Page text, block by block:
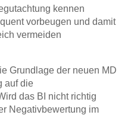
kennen
vorbeugen und damit
vermeiden
Grundlage der neuen MD
auf die
das BI nicht richtig
Negativbewertung im